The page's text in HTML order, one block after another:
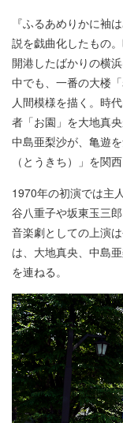
『ふるあめりかに袖
説を戯曲化したもの
開港したばかりの横
中でも、一番の大楼
人間模様を描く。時
者「お園」を大地真
中島亜梨沙が、亀遊
（とうきち）」を関
1970年の初演では主
谷八重子や坂東玉三
音楽劇としての上演
は、大地真央、中島
を連ねる。